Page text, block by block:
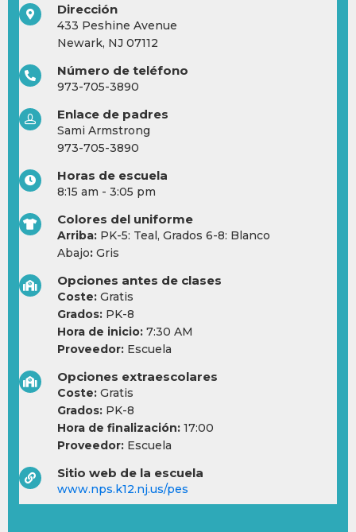
Dirección
433 Peshine Avenue
Newark, NJ 07112
Número de teléfono
973-705-3890
Enlace de padres
Sami Armstrong
973-705-3890
Horas de escuela
8:15 am - 3:05 pm
Colores del uniforme
Arriba: PK-5: Teal, Grados 6-8: Blanco
Abajo: Gris
Opciones antes de clases
Coste: Gratis
Grados: PK-8
Hora de inicio: 7:30 AM
Proveedor: Escuela
Opciones extraescolares
Coste: Gratis
Grados: PK-8
Hora de finalización: 17:00
Proveedor: Escuela
Sitio web de la escuela
www.nps.k12.nj.us/pes